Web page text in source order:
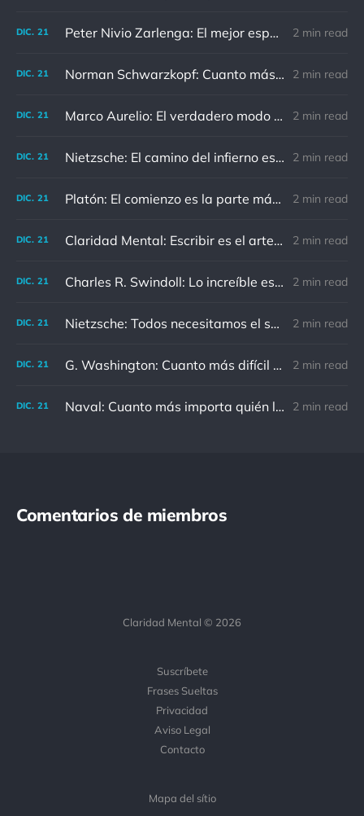
DIC. 21 Peter Nivio Zarlenga: El mejor espejo es un viejo amigo. 2 min read
DIC. 21 Norman Schwarzkopf: Cuanto más sudes por la paz, menos sangras por la guerra. 2 min read
DIC. 21 Marco Aurelio: El verdadero modo de vengarse de un enemigo es no parecérsele. 2 min read
DIC. 21 Nietzsche: El camino del infierno está asfaltado de buenas intenciones. 2 min read
DIC. 21 Platón: El comienzo es la parte más importante del trabajo 2 min read
DIC. 21 Claridad Mental: Escribir es el arte de calmar y despejar la mente. 2 min read
DIC. 21 Charles R. Swindoll: Lo increíble es que cada día podemos elegir la actitud que adoptaremos. 2 min read
DIC. 21 Nietzsche: Todos necesitamos el sentido de culpa, pero nadie necesita sentirse culpable. 2 min read
DIC. 21 G. Washington: Cuanto más difícil es el conflicto, mayor es el triunfo. 2 min read
DIC. 21 Naval: Cuanto más importa quién lo ha dicho, menos importa en realidad 2 min read
Comentarios de miembros
Claridad Mental © 2026
Suscríbete
Frases Sueltas
Privacidad
Aviso Legal
Contacto
Mapa del sítio